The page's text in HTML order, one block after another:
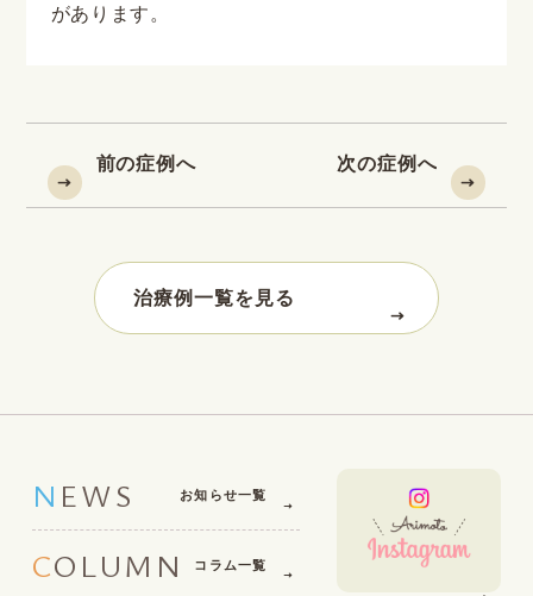
があります。
前の症例へ 次の症例へ
治療例一覧を見る
NEWS お知らせ一覧
COLUMN コラム一覧